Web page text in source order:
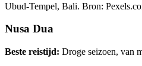
Ubud-Tempel, Bali. Bron:
Nusa Dua
Beste reistijd: Droge seizoen, van